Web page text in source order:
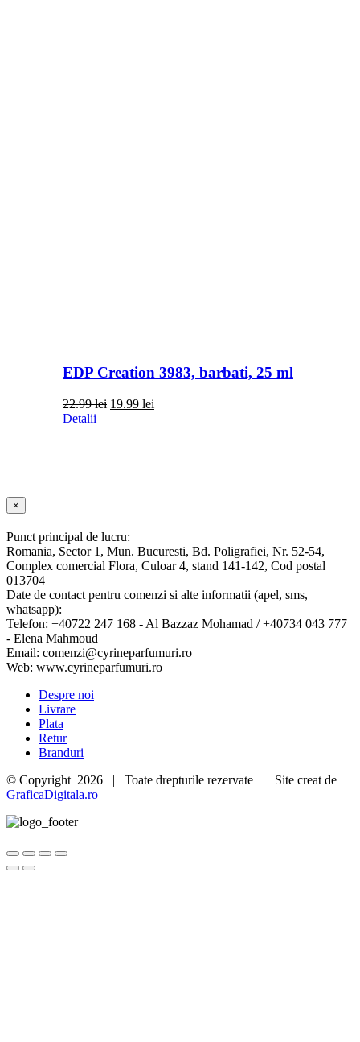
EDP Creation 3983, barbati, 25 ml
22.99lei Prețul
19.99 leiPrețul
Detalii
Close
product
view
×
Punct principal de lucru:
Romania, Sector 1, Mun. Bucuresti, Bd. Poligrafiei, Nr. 52-54,
Complex comercial Flora, Culoar 4, stand 141-142, Cod postal
013704
Date de contact pentru comenzi si alte informatii (apel, sms,
whatsapp):
Telefon: +40722 247 168 - Al Bazzaz Mohamad / +40734 043 777
- Elena Mahmoud
Email: comenzi@cyrineparfumuri.ro
Web: www.cyrineparfumuri.ro
Despre noi
Livrare
Plata
Retur
Branduri
© Copyright 2026 | Toate drepturile rezervate | Site creat de
GraficaDigitala.ro